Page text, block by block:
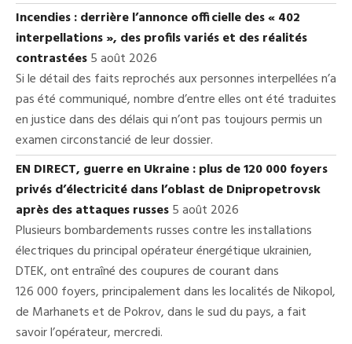
Incendies : derrière l’annonce officielle des « 402
interpellations », des profils variés et des réalités
contrastées5 août 2026
Si le détail des faits reprochés aux personnes interpellées n’a
pas été communiqué, nombre d’entre elles ont été traduites
en justice dans des délais qui n’ont pas toujours permis un
examen circonstancié de leur dossier.
EN DIRECT, guerre en Ukraine : plus de 120 000 foyers
privés d’électricité dans l’oblast de Dnipropetrovsk
après des attaques russes5 août 2026
Plusieurs bombardements russes contre les installations
électriques du principal opérateur énergétique ukrainien,
DTEK, ont entraîné des coupures de courant dans
126 000 foyers, principalement dans les localités de Nikopol,
de Marhanets et de Pokrov, dans le sud du pays, a fait
savoir l’opérateur, mercredi.